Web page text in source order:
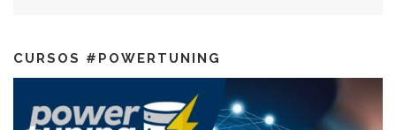
CURSOS #POWERTUNING